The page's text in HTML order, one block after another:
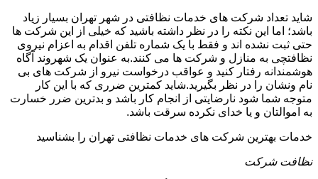
شاید تعداد شرکت های خدمات نظافتی در شهر تهران بسیار زیاد
باشد؛ اما این نکته را در نظر داشته باشید که خیلی از این شرکت ها
حتی ثبت نشده اند و فقط با یک شماره تلفن اقدام به اعزام نیروی
نظافتچی به منازل و شرکت ها می کنند.به عنوان یک شهروند آگاه
هوشمندانه رفتار کنید و عواقب درخواست نیرو از شرکت های بی
نام ونشان را در نظر بگیرید.شاید کمترین ضرری که با این کار
متوجه شما شود نارضایتی از انجام کار باشد و بدترین ضرر خسارت
به اموالتان و یا خدای نکرده سرقت باشد.
خدمات بهترین شرکت های خدمات نظافتی تهران را بشناسید
نظافت شرکت